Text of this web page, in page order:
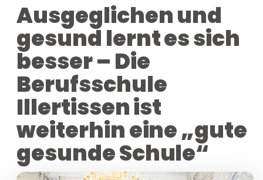
Ausgeglichen und
gesund lernt es sich
besser – Die
Berufsschule
Illertissen ist
weiterhin eine „gute
gesunde Schule“